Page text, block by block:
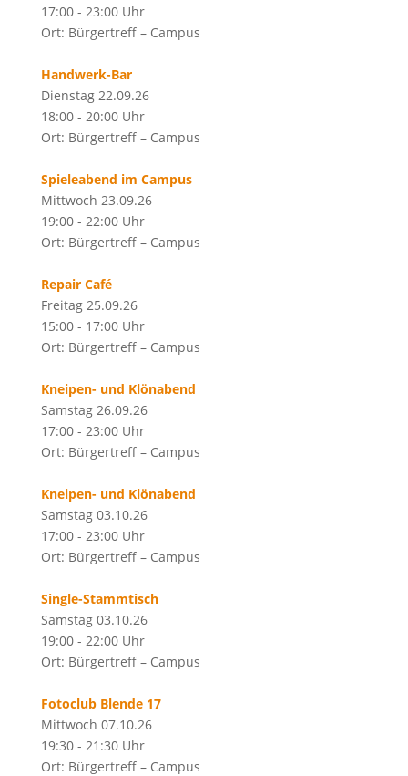
17:00 - 23:00 Uhr
Ort: Bürgertreff – Campus
Handwerk-Bar
Dienstag 22.09.26
18:00 - 20:00 Uhr
Ort: Bürgertreff – Campus
Spieleabend im Campus
Mittwoch 23.09.26
19:00 - 22:00 Uhr
Ort: Bürgertreff – Campus
Repair Café
Freitag 25.09.26
15:00 - 17:00 Uhr
Ort: Bürgertreff – Campus
Kneipen- und Klönabend
Samstag 26.09.26
17:00 - 23:00 Uhr
Ort: Bürgertreff – Campus
Kneipen- und Klönabend
Samstag 03.10.26
17:00 - 23:00 Uhr
Ort: Bürgertreff – Campus
Single-Stammtisch
Samstag 03.10.26
19:00 - 22:00 Uhr
Ort: Bürgertreff – Campus
Fotoclub Blende 17
Mittwoch 07.10.26
19:30 - 21:30 Uhr
Ort: Bürgertreff – Campus